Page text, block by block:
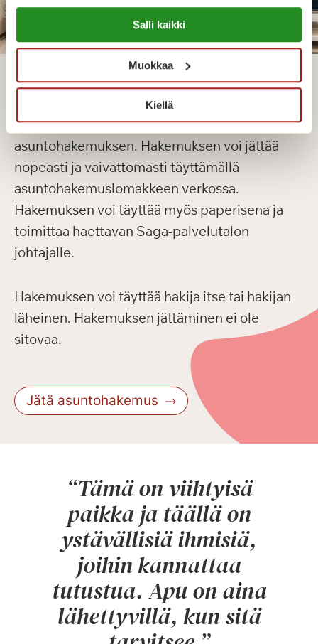
Lue lisää evästeistä:
https://sagacare.fi/evasteet/
Salli kaikki
Muokkaa
Kiellä
Tule asukkaaksi
Kotia Saga-palvelutalosta voi hakea jättämällä
asuntohakemuksen. Hakemuksen voi jättää
nopeasti ja vaivattomasti täyttämällä
asuntohakemuslomakkeen verkossa.
Hakemuksen voi täyttää myös paperisena ja
toimittaa haettavan Saga-palvelutalon
johtajalle.
Hakemuksen voi täyttää hakija itse tai hakijan
läheinen. Hakemuksen jättäminen ei ole
sitovaa.
Jätä asuntohakemus
“Tämä on viihtyisä
paikka ja täällä on
ystävällisiä ihmisiä,
joihin kannattaa
tutustua. Apu on aina
lähettyvillä, kun sitä